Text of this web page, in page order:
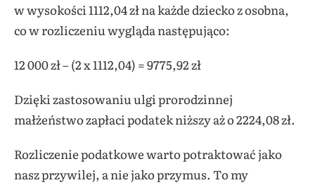
w wysokości 1112,04 zł na każde dziecko z osobna,
co w rozliczeniu wygląda następująco:
12 000 zł – (2 x 1112,04) = 9775,92 zł
Dzięki zastosowaniu ulgi prorodzinnej
małżeństwo zapłaci podatek niższy aż o 2224,08 zł.
Rozliczenie podatkowe warto potraktować jako
nasz przywilej, a nie jako przymus. To my